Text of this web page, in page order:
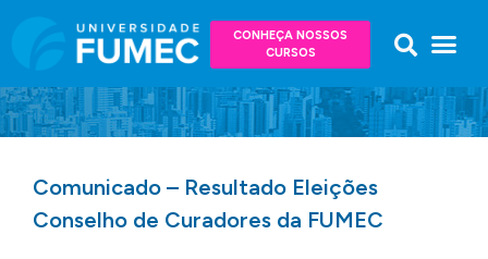
CONHEÇA NOSSOS
CURSOS
Comunicado – Resultado Eleições
Conselho de Curadores da FUMEC